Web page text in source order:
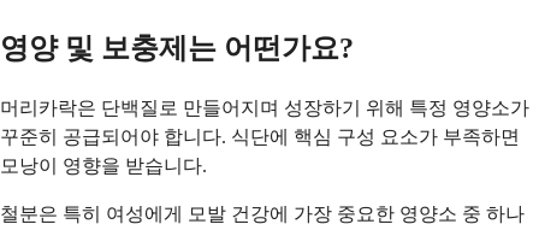
영양 및 보충제는 어떤가요?
머리카락은 단백질로 만들어지며 성장하기 위해 특정 영양소가
꾸준히 공급되어야 합니다. 식단에 핵심 구성 요소가 부족하면
모낭이 영향을 받습니다.
철분은 특히 여성에게 모발 건강에 가장 중요한 영양소 중 하나